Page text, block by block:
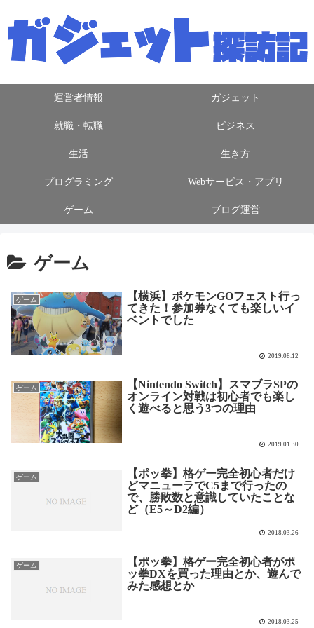
運営者情報 ガジェット
就職・転職 ビジネス
生活 生き方
プログラミング Webサービス・アプリ
ゲーム ブログ運営
ゲーム
ゲーム
【横浜】ポケモンGOフェスト行っ
てきた！参加券なくても楽しいイ
ベントでした
2019.08.12
ゲーム
【Nintendo Switch】スマブラSPの
オンライン対戦は初心者でも楽し
く遊べると思う3つの理由
2019.01.30
ゲーム
【ポッ拳】格ゲー完全初心者だけ
どマニューラでC5まで行ったの
で、勝敗数と意識していたことな
ど（E5～D2編）
2018.03.26
ゲーム
【ポッ拳】格ゲー完全初心者がポ
ッ拳DXを買った理由とか、遊んで
みた感想とか
2018.03.25